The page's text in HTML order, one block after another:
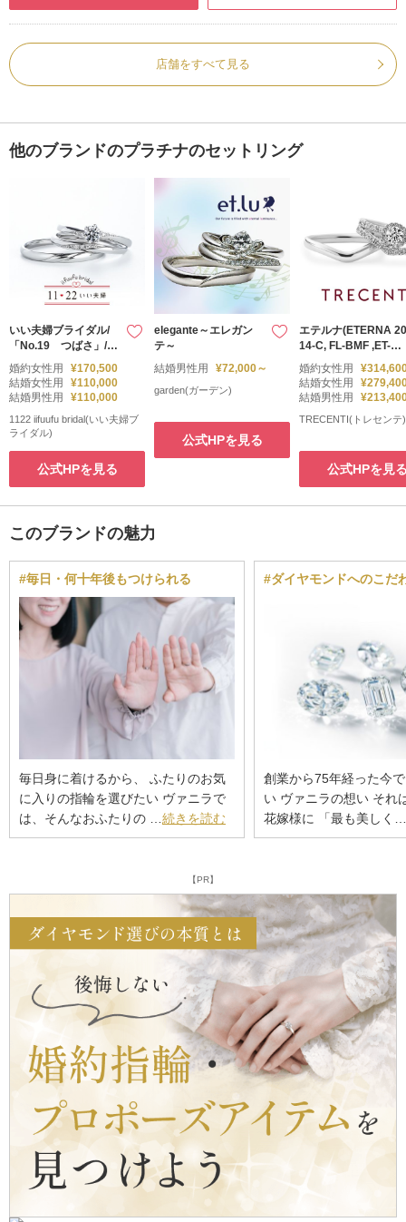
店舗をすべて見る
他のブランドのプラチナのセットリング
いい夫婦ブライダル/
「No.19 つばさ」/婚
約指輪＆結婚指輪
婚約女性用
¥170,500
結婚女性用
¥110,000
結婚男性用
¥110,000
1122 iifuufu bridal(いい夫婦ブ
ライダル)
公式HPを見る
elegante～エレガン
テ～
結婚男性用
¥72,000～
garden(ガーデン)
公式HPを見る
エテルナ(ETERNA 20
14-C, FL-BMF ,ET-SH
B)
婚約女性用
結婚女性用
結婚男性用
TRECENTI(トレセンテ)
公式HPを見
このブランドの魅力
#毎日・何十年後もつけられる
毎日身に着けるから、 ふたりのお気
に入りの指輪を選びたい ヴァニラで
は、そんなおふたりの … 続きを読む
#ダイヤモンドへのこだ
創業から75年経った今
い ヴァニラの想い それ
花嫁様に 「最も美しく…
【PR】